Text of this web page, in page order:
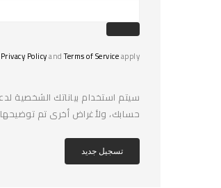
Privacy PolicyandTerms of Serviceapply.
سيتم استخدام بياناتك الشخصية
حسابك، ولأغراض أخرى تم
تسجيل جديد